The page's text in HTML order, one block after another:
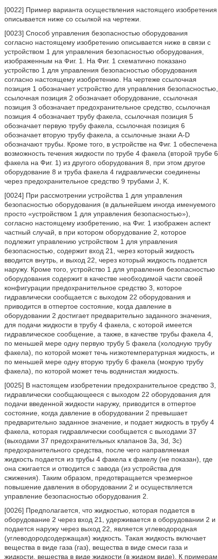
[0022] Пример варианта осуществления настоящего изобретения
описывается ниже со ссылкой на чертежи.
[0023] Способ управления безопасностью оборудования
согласно настоящему изобретению описывается ниже в связи с
устройством 1 для управления безопасностью оборудования,
изображенным на Фиг. 1. На Фиг. 1 схематично показано
устройство 1 для управления безопасностью оборудования
согласно настоящему изобретению. На чертеже ссылочная
позиция 1 обозначает устройство для управления безопасностью,
ссылочная позиция 2 обозначает оборудование, ссылочная
позиция 3 обозначает предохранительное средство, ссылочная
позиция 4 обозначает трубу факела, ссылочная позиция 5
обозначает первую трубу факела, ссылочная позиция 6
обозначает вторую трубу факела, а ссылочные знаки А-D
обозначают трубы. Кроме того, в устройстве на Фиг. 1 обеспечена
возможность течения жидкости по трубе 4 факела (второй трубе 6
факела на Фиг. 1) из другого оборудования 8, при этом другое
оборудование 8 и труба факела 4 гидравлически соединены
через предохранительное средство 9 трубами J, K.
[0024] При рассмотрении устройства 1 для управления
безопасностью оборудования (в дальнейшем иногда именуемого
просто «устройством 1 для управления безопасностью»),
согласно настоящему изобретению, на Фиг. 1 изображен аспект
частный случай, в при котором оборудование 2, которое
подлежит управлению устройством 1 для управления
безопасностью, содержит вход 21, через который жидкость
вводится внутрь, и выход 22, через который жидкость подается
наружу. Кроме того, устройство 1 для управления безопасностью
оборудования содержит в качестве необходимой части своей
конфигурации предохранительное средство 3, которое
гидравлически сообщается с выходом 22 оборудования и
приводится в отпертое состояние, когда давление в
оборудовании 2 достигает предварительно заданного значения,
для подачи жидкости в трубу 4 факела, с которой имеется
гидравлическое сообщение, а также, в качестве трубы факела 4,
по меньшей мере одну первую трубу 5 факела (холодную трубу
факела), по которой может течь низкотемпературная жидкость, и
по меньшей мере одну вторую трубу 6 факела (мокрую трубу
факела), по которой может течь водянистая жидкость.
[0025] В настоящем изобретении предохранительное средство 3,
гидравлически сообщающееся с выходом 22 оборудования для
подачи введенной жидкости наружу, приводится в отпертое
состояние, когда давление в оборудовании 2 превышает
предварительно заданное значение, и подает жидкость в трубу 4
факела, которая гидравлически сообщается с выходами 37
(выходами 37 предохранительных клапанов 3а, 3d, 3с)
предохранительного средства, после чего направляемая
жидкость подается из трубы 4 факела к факелу (не показан), где
она сжигается и отводится с завода (из устройства для
сжижения). Таким образом, предотвращается чрезмерное
повышение давления в оборудовании 2 и осуществляется
управление безопасностью оборудования 2.
[0026] Предполагается, что жидкостью, которая подается в
оборудование 2 через вход 21, удерживается в оборудовании 2 и
подается наружу через выход 22, является углеводородная
(углеводородсодержащая) жидкость. Такая жидкость включает
вещества в виде газа (газ), вещества в виде смеси газа и
жидкости, вещества в виде жидкости (в жидком виде). К примерам